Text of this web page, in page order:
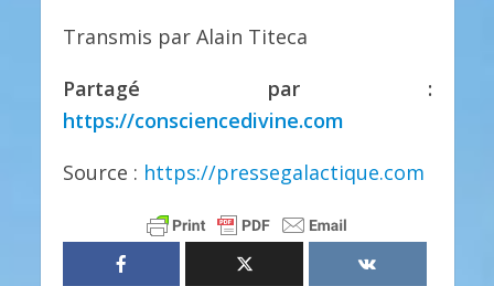
Transmis par Alain Titeca
Partagé par :
https://consciencedivine.com
Source : https://pressegalactique.com